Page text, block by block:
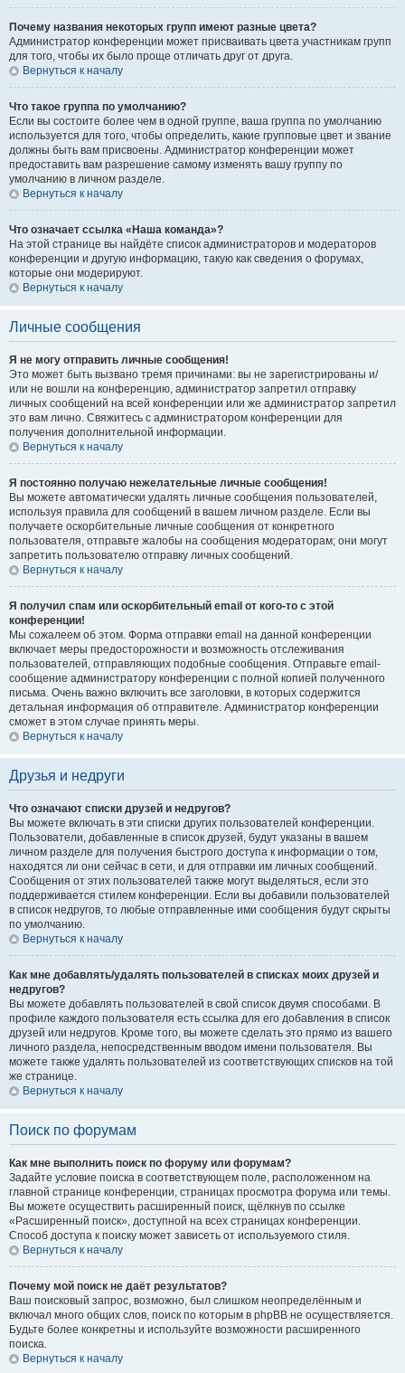
Почему названия некоторых групп имеют разные цвета?
Администратор конференции может присваивать цвета участникам групп
для того, чтобы их было проще отличать друг от друга.
Вернуться к началу
Что такое группа по умолчанию?
Если вы состоите более чем в одной группе, ваша группа по умолчанию
используется для того, чтобы определить, какие групповые цвет и звание
должны быть вам присвоены. Администратор конференции может
предоставить вам разрешение самому изменять вашу группу по
умолчанию в личном разделе.
Вернуться к началу
Что означает ссылка «Наша команда»?
На этой странице вы найдёте список администраторов и модераторов
конференции и другую информацию, такую как сведения о форумах,
которые они модерируют.
Вернуться к началу
Личные сообщения
Я не могу отправить личные сообщения!
Это может быть вызвано тремя причинами: вы не зарегистрированы и/
или не вошли на конференцию, администратор запретил отправку
личных сообщений на всей конференции или же администратор запретил
это вам лично. Свяжитесь с администратором конференции для
получения дополнительной информации.
Вернуться к началу
Я постоянно получаю нежелательные личные сообщения!
Вы можете автоматически удалять личные сообщения пользователей,
используя правила для сообщений в вашем личном разделе. Если вы
получаете оскорбительные личные сообщения от конкретного
пользователя, отправьте жалобы на сообщения модераторам; они могут
запретить пользователю отправку личных сообщений.
Вернуться к началу
Я получил спам или оскорбительный email от кого-то с этой
конференции!
Мы сожалеем об этом. Форма отправки email на данной конференции
включает меры предосторожности и возможность отслеживания
пользователей, отправляющих подобные сообщения. Отправьте email-
сообщение администратору конференции с полной копией полученного
письма. Очень важно включить все заголовки, в которых содержится
детальная информация об отправителе. Администратор конференции
сможет в этом случае принять меры.
Вернуться к началу
Друзья и недруги
Что означают списки друзей и недругов?
Вы можете включать в эти списки других пользователей конференции.
Пользователи, добавленные в список друзей, будут указаны в вашем
личном разделе для получения быстрого доступа к информации о том,
находятся ли они сейчас в сети, и для отправки им личных сообщений.
Сообщения от этих пользователей также могут выделяться, если это
поддерживается стилем конференции. Если вы добавили пользователей
в список недругов, то любые отправленные ими сообщения будут скрыты
по умолчанию.
Вернуться к началу
Как мне добавлять/удалять пользователей в списках моих друзей и
недругов?
Вы можете добавлять пользователей в свой список двумя способами. В
профиле каждого пользователя есть ссылка для его добавления в список
друзей или недругов. Кроме того, вы можете сделать это прямо из вашего
личного раздела, непосредственным вводом имени пользователя. Вы
можете также удалять пользователей из соответствующих списков на той
же странице.
Вернуться к началу
Поиск по форумам
Как мне выполнить поиск по форуму или форумам?
Задайте условие поиска в соответствующем поле, расположенном на
главной странице конференции, страницах просмотра форума или темы.
Вы можете осуществить расширенный поиск, щёлкнув по ссылке
«Расширенный поиск», доступной на всех страницах конференции.
Способ доступа к поиску может зависеть от используемого стиля.
Вернуться к началу
Почему мой поиск не даёт результатов?
Ваш поисковый запрос, возможно, был слишком неопределённым и
включал много общих слов, поиск по которым в phpBB не осуществляется.
Будьте более конкретны и используйте возможности расширенного
поиска.
Вернуться к началу